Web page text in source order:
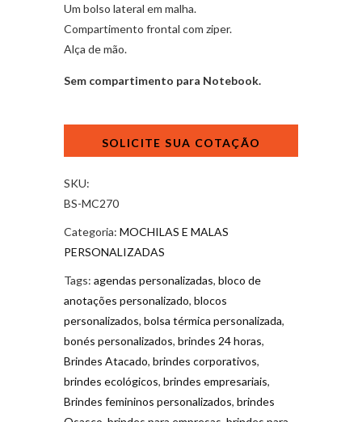
Um bolso lateral em malha.
Compartimento frontal com ziper.
Alça de mão.
Sem compartimento para Notebook.
quantidade
SKU:
BS-MC270
Categoria: MOCHILAS E MALAS
PERSONALIZADAS
Tags: agendas personalizadas, bloco de
anotações personalizado, blocos
personalizados, bolsa térmica personalizada,
bonés personalizados, brindes 24 horas,
Brindes Atacado, brindes corporativos,
brindes ecológicos, brindes empresariais,
Brindes femininos personalizados, brindes